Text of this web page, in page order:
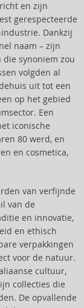
en zijn
gerespecteerde
Dankzij
naam – zijn
synoniem zou
volgden al
uit tot een
op het gebied
Een
iconische
80 werd, en
en cosmetica,
van verfijnde
van de
en innovatie,
en ethisch
verpakkingen
voor de natuur.
cultuur,
collecties die
De opvallende